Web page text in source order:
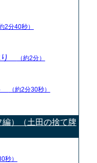
2分40秒）
り （約2分）
（約2分30秒）
）（土田の捨て牌
秒）